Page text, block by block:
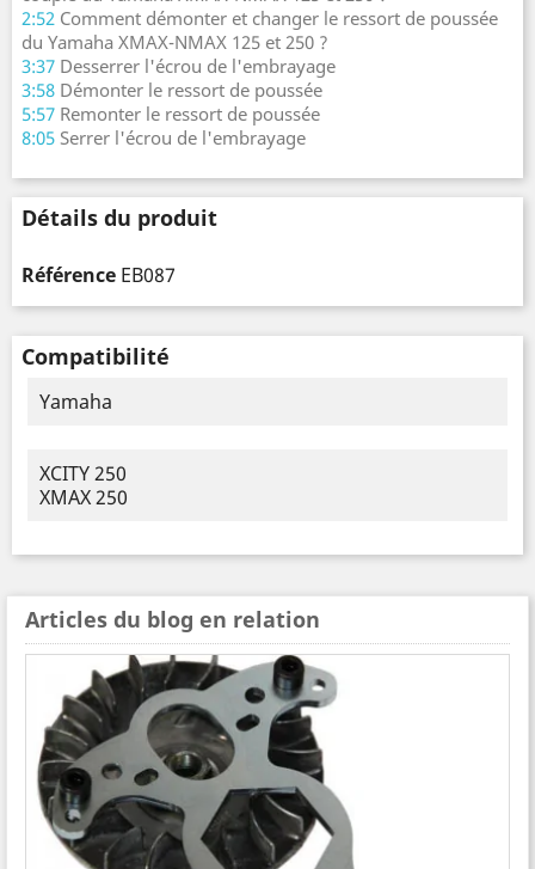
2:52 Comment démonter et changer le ressort de poussée
du Yamaha XMAX-NMAX 125 et 250 ?
3:37 Desserrer l'écrou de l'embrayage
3:58 Démonter le ressort de poussée
5:57 Remonter le ressort de poussée
8:05 Serrer l'écrou de l'embrayage
Détails du produit
Référence EB087
Compatibilité
Yamaha
XCITY 250
XMAX 250
Articles du blog en relation